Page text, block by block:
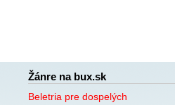
Žánre na bux.sk
Beletria pre dospelých